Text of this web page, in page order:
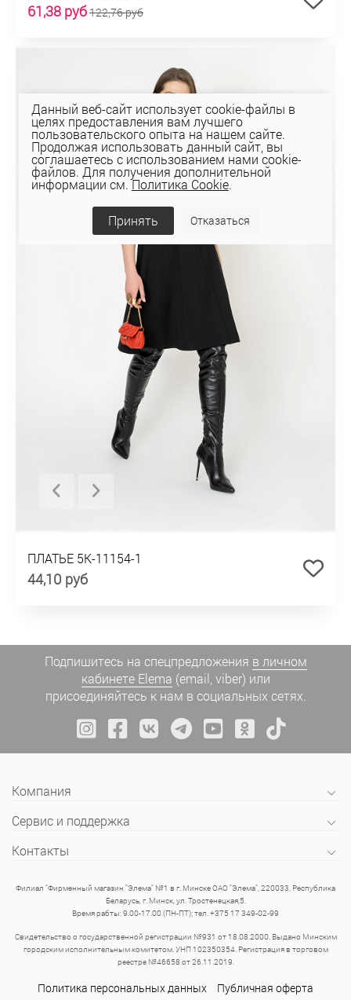
61,38 руб122,76 руб
ПЛАТЬЕ 5К-11154-1
44,10 руб
Подпишитесь на спецпредложения в личном
кабинете Elema (email, viber) или
присоединяйтесь к нам в социальных сетях.
Компания
Сервис и поддержка
Контакты
Филиал "Фирменный магазин "Элема" №1 в г. Минске ОАО "Элема", 220033, Республика
Беларусь, г. Минск, ул. Тростенецкая,5.
Время рабты: 9.00-17.00 (ПН-ПТ); тел. +375 17 349-02-99
Свидетельство о государственной регистрации №931 от 18.08.2000. Выдано Минским
городским исполнительным комитетом. УНП 102350354. Регистрация в торговом
реестре №46658 от 26.11.2019.
Политика персональных данных Публичная оферта
Данный веб-сайт использует cookie-файлы в
целях предоставления вам лучшего
пользовательского опыта на нашем сайте.
Продолжая использовать данный сайт, вы
соглашаетесь с использованием нами cookie-
файлов. Для получения дополнительной
информации см.Политика Cookie.
Принять Отказаться